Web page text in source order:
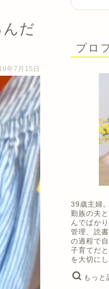
だ
年7月15日
プロ
39歳主婦
勤族の夫
んでばか
管理、読
の過程で
子育てだ
を大切にし
もっと